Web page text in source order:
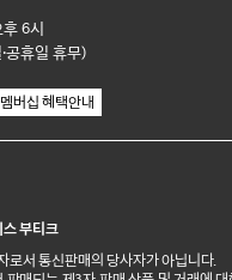
6시
공휴일 휴무)
멤버십 혜택안내
부티크
로서 통신판매의 당사자가 아닙니다.